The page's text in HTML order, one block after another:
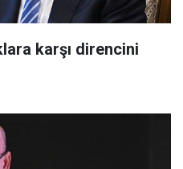
karşı direncini